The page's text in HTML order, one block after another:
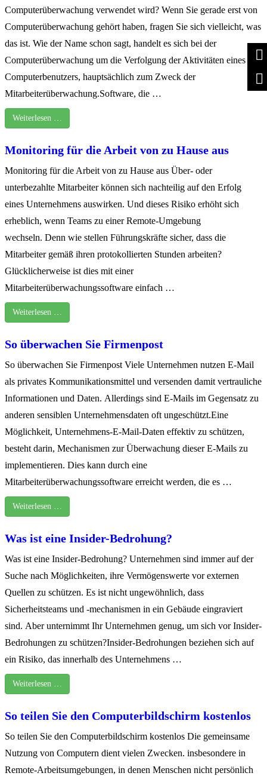
Computerüberwachung verwendet wird? Wenn Sie gerade erst von
Computerüberwachung gehört haben, fragen Sie sich vielleicht, was
das ist. Wie der Name schon sagt, handelt es sich bei der
Computerüberwachung um die Verfolgung der Aktivitäten eines
Computerbenutzers, hauptsächlich zum Zweck der
Mitarbeiterüberwachung.Software, die …
Weiterlesen …
Monitoring für die Arbeit von zu Hause aus
Monitoring für die Arbeit von zu Hause aus Über- oder
unterbezahlte Mitarbeiter können sich nachteilig auf den Erfolg
eines Unternehmens auswirken. Und dieses Risiko erhöht sich
erheblich, wenn Teams zu einer Remote-Umgebung
wechseln. Denn wie stellen Führungskräfte sicher, dass die
Mitarbeiter gemäß ihren protokollierten Stunden arbeiten?
Glücklicherweise ist dies mit einer
Mitarbeiterüberwachungssoftware einfach …
Weiterlesen …
So überwachen Sie Firmenpost
So überwachen Sie Firmenpost Viele Unternehmen nutzen E-Mail
als privates Kommunikationsmittel und versenden damit vertrauliche
Informationen und Daten. Allerdings sind E-Mails im Gegensatz zu
anderen sensiblen Unternehmensdaten oft ungeschützt.Eine
Möglichkeit, Unternehmens-E-Mail-Daten effektiv zu schützen,
besteht darin, Mechanismen zur Überwachung dieser E-Mails zu
implementieren. Dies kann durch eine
Mitarbeiterüberwachungssoftware erreicht werden, die es …
Weiterlesen …
Was ist eine Insider-Bedrohung?
Was ist eine Insider-Bedrohung? Unternehmen sind immer auf der
Suche nach Möglichkeiten, ihre Vermögenswerte vor externen
Quellen zu schützen. Es ist nicht ungewöhnlich, dass
Sicherheitsteams und -mechanismen in ein Gebäude eingraviert
sind. Aber unternimmt Ihr Unternehmen genug, um sich vor Insider-
Bedrohungen zu schützen?Insider-Bedrohungen beziehen sich auf
ein Risiko, das innerhalb des Unternehmens …
Weiterlesen …
So teilen Sie den Computerbildschirm kostenlos
So teilen Sie den Computerbildschirm kostenlos Die gemeinsame
Nutzung von Computern dient vielen Zwecken. insbesondere in
Remote-Arbeitsumgebungen, in denen Menschen nicht persönlich